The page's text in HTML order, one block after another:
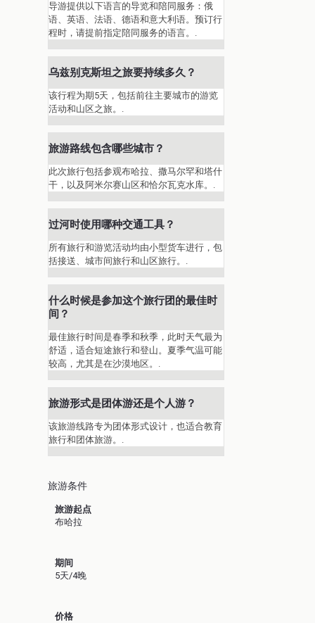
导游提供以下语言的导览和陪同服务：俄
语、英语、法语、德语和意大利语。预订行
程时，请提前指定陪同服务的语言。.
乌兹别克斯坦之旅要持续多久？
该行程为期5天，包括前往主要城市的游览
活动和山区之旅。.
旅游路线包含哪些城市？
此次旅行包括参观布哈拉、撒马尔罕和塔什
干，以及阿米尔赛山区和恰尔瓦克水库。.
过河时使用哪种交通工具？
所有旅行和游览活动均由小型货车进行，包
括接送、城市间旅行和山区旅行。.
什么时候是参加这个旅行团的最佳时
间？
最佳旅行时间是春季和秋季，此时天气最为
舒适，适合短途旅行和登山。夏季气温可能
较高，尤其是在沙漠地区。.
旅游形式是团体游还是个人游？
该旅游线路专为团体形式设计，也适合教育
旅行和团体旅游。.
旅游条件
旅游起点
布哈拉
期间
5天/4晚
价格